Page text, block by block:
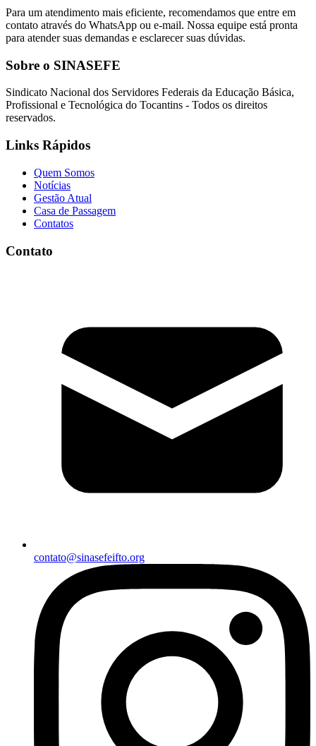
Para um atendimento mais eficiente, recomendamos que entre em
contato através do WhatsApp ou e-mail. Nossa equipe está pronta
para atender suas demandas e esclarecer suas dúvidas.
Sobre o SINASEFE
Sindicato Nacional dos Servidores Federais da Educação Básica,
Profissional e Tecnológica do Tocantins - Todos os direitos
reservados.
Links Rápidos
Quem Somos
Notícias
Gestão Atual
Casa de Passagem
Contatos
Contato
contato@sinasefeifto.org